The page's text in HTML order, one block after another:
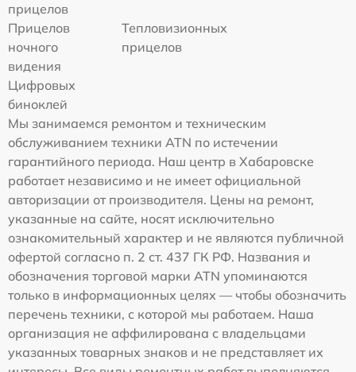
прицелов
Прицелов
ночного
видения
Тепловизионных
прицелов
Цифровых
биноклей
Мы занимаемся ремонтом и техническим
обслуживанием техники ATN по истечении
гарантийного периода. Наш центр в Хабаровске
работает независимо и не имеет официальной
авторизации от производителя. Цены на ремонт,
указанные на сайте, носят исключительно
ознакомительный характер и не являются публичной
офертой согласно п. 2 ст. 437 ГК РФ. Названия и
обозначения торговой марки ATN упоминаются
только в информационных целях — чтобы обозначить
перечень техники, с которой мы работаем. Наша
организация не аффилирована с владельцами
указанных товарных знаков и не представляет их